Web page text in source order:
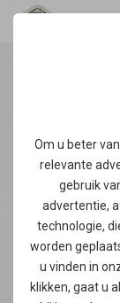
Om u beter
relevante
gebruik
advertentie,
technologie,
worden
u vinden in
klikken, gaat u
Niet elke
activiteit.
uit snelheid
rust, focus
Het aanbod